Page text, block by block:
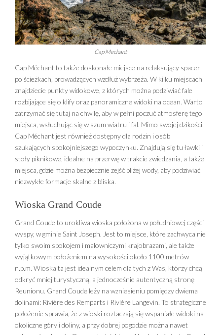
Cap Mechant
Cap Méchant to także doskonałe miejsce na relaksujący spacer
po ścieżkach, prowadzących wzdłuż wybrzeża. W kilku miejscach
znajdziecie punkty widokowe, z których można podziwiać fale
rozbijające się o klify oraz panoramiczne widoki na ocean. Warto
zatrzymać się tutaj na chwilę, aby w pełni poczuć atmosferę tego
miejsca, wsłuchując się w szum wiatru i fal. Mimo swojej dzikości,
Cap Méchant jest również dostępny dla rodzin i osób
szukających spokojniejszego wypoczynku. Znajdują się tu ławki i
stoły piknikowe, idealne na przerwę w trakcie zwiedzania, a także
miejsca, gdzie można bezpiecznie zejść bliżej wody, aby podziwiać
niezwykłe formacje skalne z bliska.
Wioska Grand Coude
Grand Coude to urokliwa wioska położona w południowej części
wyspy, w gminie Saint Joseph. Jest to miejsce, które zachwyca nie
tylko swoim spokojem i malowniczymi krajobrazami, ale także
wyjątkowym położeniem na wysokości około 1100 metrów
n.p.m. Wioska ta jest idealnym celem dla tych z Was, którzy chcą
odkryć mniej turystyczną, a jednocześnie autentyczną stronę
Reunionu. Grand Coude leży na wzniesieniu pomiędzy dwiema
dolinami: Rivière des Remparts i Rivière Langevin. To strategiczne
położenie sprawia, że z wioski roztaczają się wspaniałe widoki na
okoliczne góry i doliny, a przy dobrej pogodzie można nawet